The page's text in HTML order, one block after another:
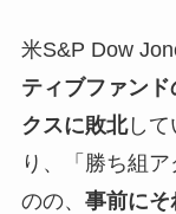
米S&P Dow
ティブファン
クスに敗北して
り、「勝ち組
のの、 事前にそ